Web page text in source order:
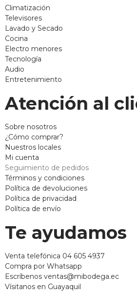
Climatización
Televisores
Lavado y Secado
Cocina
Electro menores
Tecnología
Audio
Entretenimiento
Atención al
Sobre nosotros
¿Cómo comprar?
Nuestros locales
Mi cuenta
Seguimiento de pedidos
Términos y condiciones
Política de devoluciones
Política de privacidad
Política de envío
Te ayudamos
Venta telefónica 04 605 4937
Compra por Whatsapp
Escríbenos ventas@mibodega.ec
Vísitanos en Guayaquil